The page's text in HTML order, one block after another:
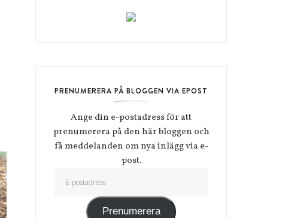
PRENUMERERA PÅ BLOGGEN VIA EPOST
Ange din e-postadress för att
prenumerera på den här bloggen och
få meddelanden om nya inlägg via e-
post.
Prenumerera